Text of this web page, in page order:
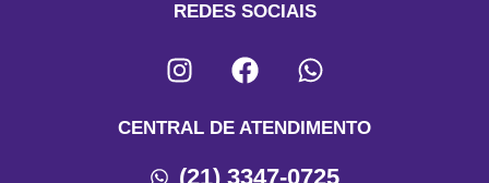
REDES SOCIAIS
CENTRAL DE ATENDIMENTO
(21) 3347-0725